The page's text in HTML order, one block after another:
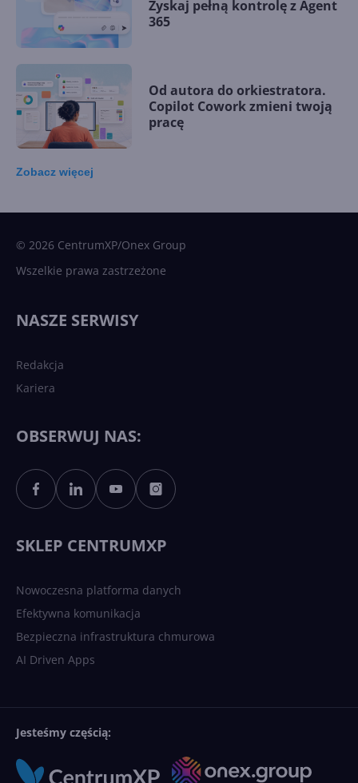
Zyskaj pełną kontrolę z Agent
365
Od autora do orkiestratora.
Copilot Cowork zmieni twoją
pracę
Sztuczna inteligencja po
polsku. Dość barier
Zobacz więcej
© 2026 CentrumXP/Onex Group
Wszelkie prawa zastrzeżone
NASZE SERWISY
Redakcja
Kariera
OBSERWUJ NAS:
SKLEP CENTRUMXP
Nowoczesna platforma danych
Efektywna komunikacja
Bezpieczna infrastruktura chmurowa
AI Driven Apps
Jesteśmy częścią: